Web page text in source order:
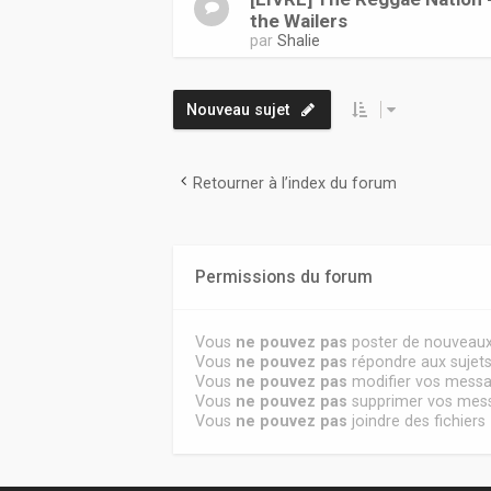
the Wailers
parShalie
Nouveau sujet
Retourner à l’index du forum
Permissions du forum
Vous ne pouvez pas poster de
Vous ne pouvez pas répondre aux sujets
Vous ne pouvez pas modifier vos
Vous ne pouvez pas supprimer vos
Vous ne pouvez pas joindre des fichiers